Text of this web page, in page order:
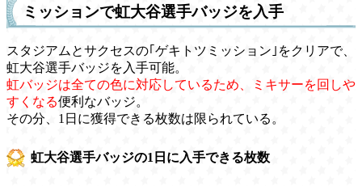
ミッションで虹大谷選手バッジを入手
スタジアムとサクセスの｢ゲキトツミッション｣をクリアで、
虹大谷選手バッジを入手可能。
虹バッジは全ての色に対応しているため、ミキサーを回しや
すくなる便利なバッジ。
その分、1日に獲得できる枚数は限られている。
虹大谷選手バッジの1日に入手できる枚数